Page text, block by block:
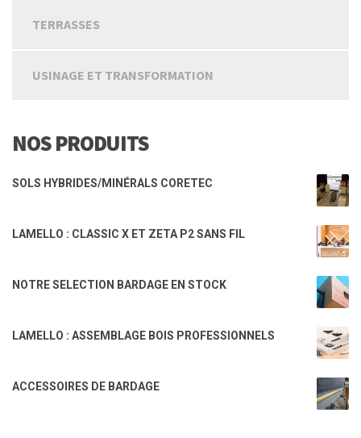
TERRASSES
USINAGE ET TRANSFORMATION
NOS PRODUITS
SOLS HYBRIDES/MINÉRALS CORETEC
LAMELLO : CLASSIC X ET ZETA P2 SANS FIL
NOTRE SELECTION BARDAGE EN STOCK
LAMELLO : ASSEMBLAGE BOIS PROFESSIONNELS
ACCESSOIRES DE BARDAGE